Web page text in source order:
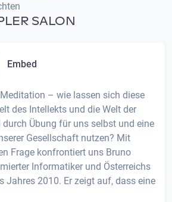
SALON
Embed
– wie lassen sich diese
des Intellekts und die Welt der
durch Übung für uns selbst und eine
Gesellschaft nutzen? Mit
Frage konfrontiert uns Bruno
Informatiker und Österreichs
Jahres 2010. Er zeigt auf, dass eine